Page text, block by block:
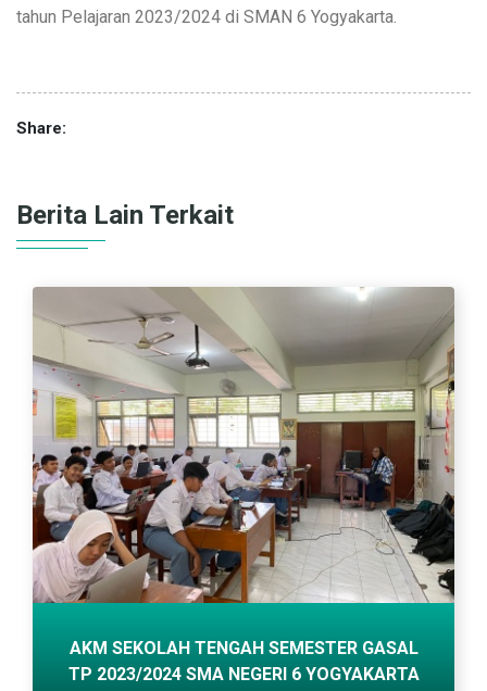
tahun Pelajaran 2023/2024 di SMAN 6 Yogyakarta.
Share:
Berita Lain Terkait
AKM SEKOLAH TENGAH SEMESTER GASAL
TP 2023/2024 SMA NEGERI 6 YOGYAKARTA